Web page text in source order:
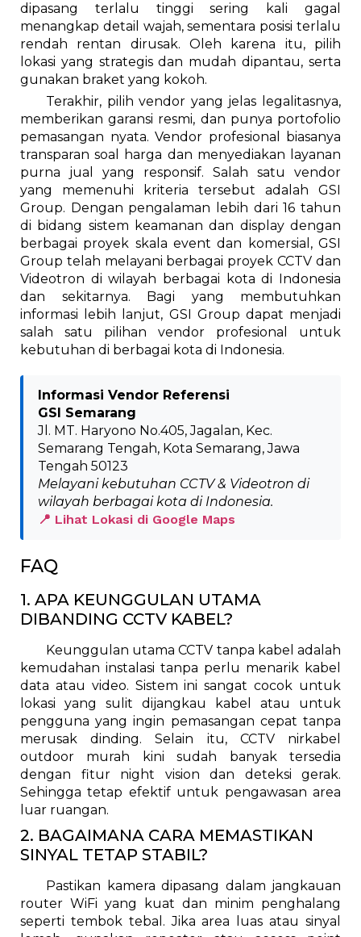
dipasang terlalu tinggi sering kali gagal
menangkap detail wajah, sementara posisi terlalu
rendah rentan dirusak. Oleh karena itu, pilih
lokasi yang strategis dan mudah dipantau, serta
gunakan braket yang kokoh.
Terakhir, pilih vendor yang jelas legalitasnya,
memberikan garansi resmi, dan punya portofolio
pemasangan nyata. Vendor profesional biasanya
transparan soal harga dan menyediakan layanan
purna jual yang responsif. Salah satu vendor
yang memenuhi kriteria tersebut adalah GSI
Group. Dengan pengalaman lebih dari 16 tahun
di bidang sistem keamanan dan display dengan
berbagai proyek skala event dan komersial, GSI
Group telah melayani berbagai proyek CCTV dan
Videotron di wilayah berbagai kota di Indonesia
dan sekitarnya. Bagi yang membutuhkan
informasi lebih lanjut, GSI Group dapat menjadi
salah satu pilihan vendor profesional untuk
kebutuhan di berbagai kota di Indonesia.
Informasi Vendor Referensi
GSI Semarang
Jl. MT. Haryono No.405, Jagalan, Kec.
Semarang Tengah, Kota Semarang, Jawa
Tengah 50123
Melayani kebutuhan CCTV & Videotron di
wilayah berbagai kota di Indonesia.
📍 Lihat Lokasi di Google Maps
FAQ
1. APA KEUNGGULAN UTAMA
DIBANDING CCTV KABEL?
Keunggulan utama CCTV tanpa kabel adalah
kemudahan instalasi tanpa perlu menarik kabel
data atau video. Sistem ini sangat cocok untuk
lokasi yang sulit dijangkau kabel atau untuk
pengguna yang ingin pemasangan cepat tanpa
merusak dinding. Selain itu, CCTV nirkabel
outdoor murah kini sudah banyak tersedia
dengan fitur night vision dan deteksi gerak.
Sehingga tetap efektif untuk pengawasan area
luar ruangan.
2. BAGAIMANA CARA MEMASTIKAN
SINYAL TETAP STABIL?
Pastikan kamera dipasang dalam jangkauan
router WiFi yang kuat dan minim penghalang
seperti tembok tebal. Jika area luas atau sinyal